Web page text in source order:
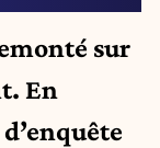
sur
En